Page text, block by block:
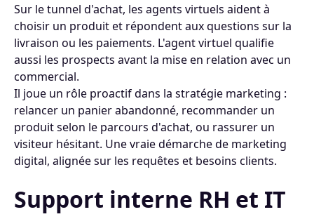
Sur le tunnel d'achat, les agents virtuels aident à
choisir un produit et répondent aux questions sur la
livraison ou les paiements. L'agent virtuel qualifie
aussi les prospects avant la mise en relation avec un
commercial.
Il joue un rôle proactif dans la stratégie marketing :
relancer un panier abandonné, recommander un
produit selon le parcours d'achat, ou rassurer un
visiteur hésitant. Une vraie démarche de marketing
digital, alignée sur les requêtes et besoins clients.
Support interne RH et IT